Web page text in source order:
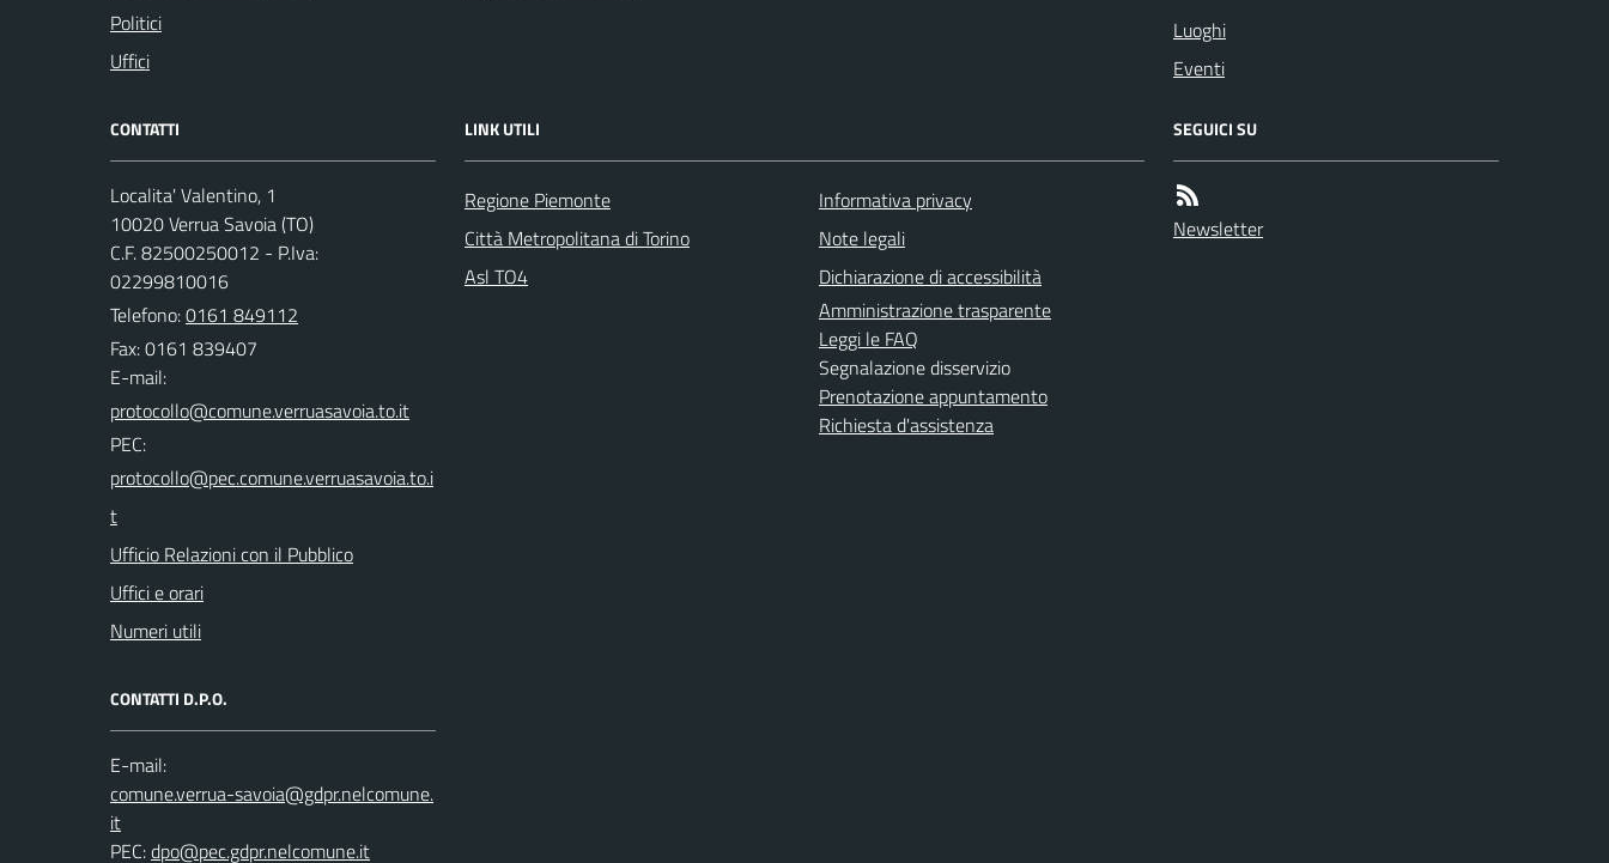
Politici
Uffici
Luoghi
Eventi
CONTATTI
Localita' Valentino, 1
10020 Verrua Savoia (TO)
C.F. 82500250012 - P.Iva:
02299810016
Telefono:0161 849112
Fax: 0161 839407
E-mail:
PEC:
Ufficio Relazioni con il Pubblico
Uffici e orari
Numeri utili
CONTATTI D.P.O.
E-mail:
PEC:
LINK UTILI
Regione Piemonte
Città Metropolitana di Torino
Asl TO4
Informativa privacy
Note legali
Dichiarazione di accessibilità
Amministrazione trasparente
Leggi le FAQ
Segnalazione disservizio
Prenotazione appuntamento
Richiesta d'assistenza
SEGUICI SU
Newsletter